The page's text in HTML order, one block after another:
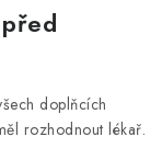
doplňcích
rozhodnout lékař.